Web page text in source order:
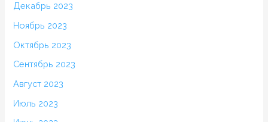
Декабрь 2023
Ноябрь 2023
Октябрь 2023
Сентябрь 2023
Август 2023
Июль 2023